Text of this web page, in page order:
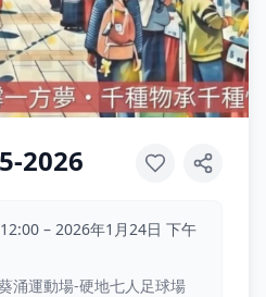
2026
– 2026年1月24日 下午
涌運動場-硬地七人足球場